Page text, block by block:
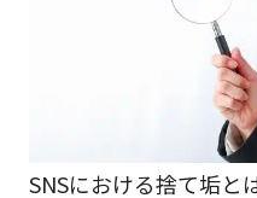
SNSにおける捨て垢と